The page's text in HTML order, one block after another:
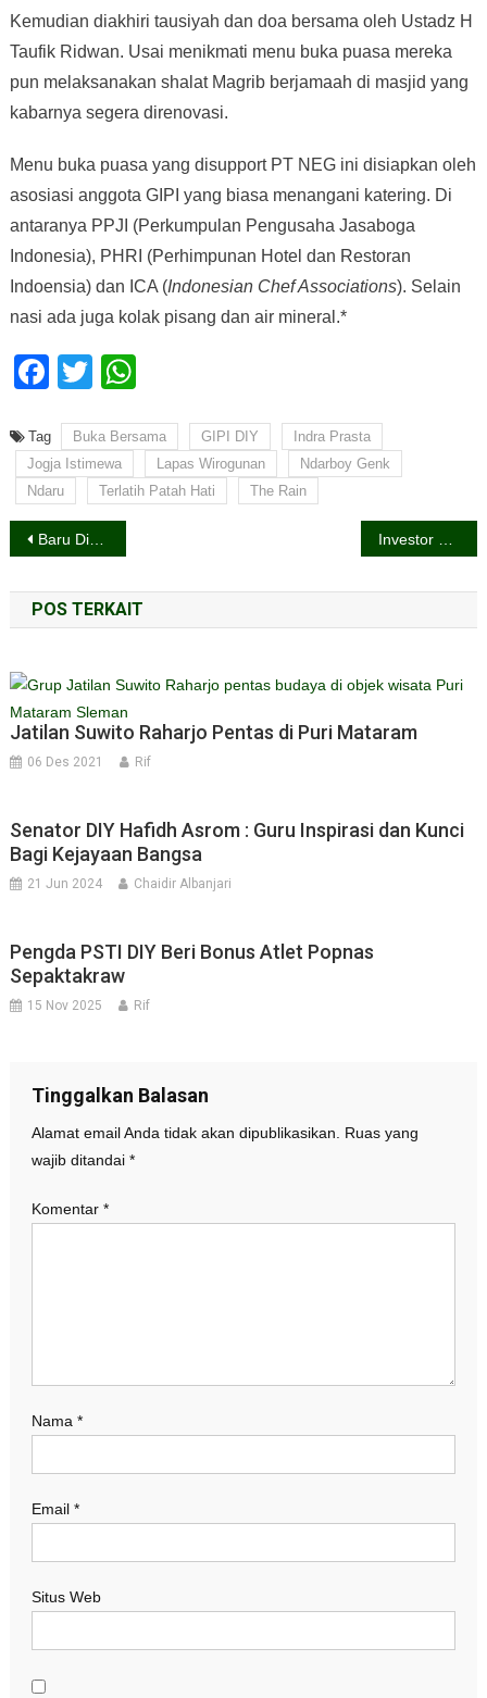
Kemudian diakhiri tausiyah dan doa bersama oleh Ustadz H
Taufik Ridwan. Usai menikmati menu buka puasa mereka
pun melaksanakan shalat Magrib berjamaah di masjid yang
kabarnya segera direnovasi.
Menu buka puasa yang disupport PT NEG ini disiapkan oleh
asosiasi anggota GIPI yang biasa menangani katering. Di
antaranya PPJI (Perkumpulan Pengusaha Jasaboga
Indonesia), PHRI (Perhimpunan Hotel dan Restoran
Indoensia) dan ICA (Indonesian Chef Associations). Selain
nasi ada juga kolak pisang dan air mineral.*
Facebook
Twitter
Tag Buka Bersama GIPI DIY
Indra Prasta
Jogja Istimewa
Lapas Wirogunan
Ndarboy Genk
Ndaru
Terlatih Patah Hati The Rain
Navigasi
pos
Baru Dibuka, Dua Jam Langsung Ludes Investor BMRI Sumrigah, Dividen Rp 43,51 Triliun Cair
POS TERKAIT
Jatilan Suwito Raharjo Pentas di Puri Mataram
06 Des 2021 Rif
Senator DIY Hafidh Asrom : Guru Inspirasi dan Kunci
Bagi Kejayaan Bangsa
21 Jun 2024 Chaidir Albanjari
Pengda PSTI DIY Beri Bonus Atlet Popnas
Sepaktakraw
15 Nov 2025 Rif
Tinggalkan Balasan
Alamat email Anda tidak akan dipublikasikan. Ruas yang
wajib ditandai *
Komentar *
Nama *
Email *
Situs Web